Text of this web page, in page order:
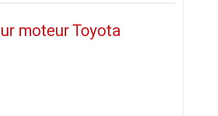
moteur Toyota